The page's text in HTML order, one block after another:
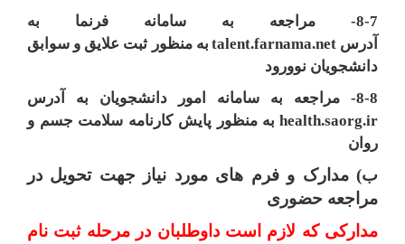
8-7- مراجعه به سامانه فرنما به
آدرس talent.farnama.net به منظور ثبت علایق و سوابق
دانشجویان نوورود
8-8- مراجعه به سامانه امور دانشجویان به آدرس
health.saorg.ir به منظور پایش کارنامه سلامت جسم و
روان
ب) مدارک و فرم ‏های مورد نیاز جهت تحویل در
مراجعه حضوری
مدارکی که لازم است داوطلبان در مرحله ثبت نام